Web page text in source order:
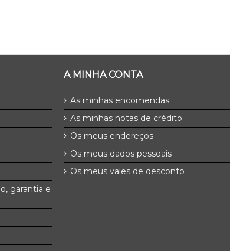
garantia e
A MINHA CONTA
As minhas encomendas
As minhas notas de crédito
Os meus endereços
Os meus dados pessoais
Os meus vales de desconto